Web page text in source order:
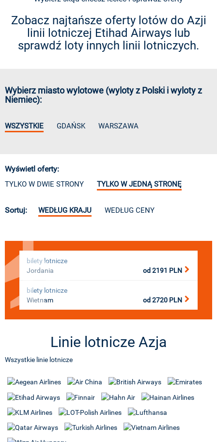
Zobacz najtańsze oferty lotów do Azji
linii lotniczej Etihad Airways lub
sprawdź loty innych linii lotniczych.
Wybierz miasto wylotowe (wyloty z Polski i wyloty z
Niemiec):
WSZYSTKIE GDAŃSK WARSZAWA
Wyświetl oferty:
TYLKO W DWIE STRONY TYLKO W JEDNĄ STRONĘ
Sortuj: WEDŁUG KRAJU WEDŁUG CENY
bilety lotnicze
Jordania
od 2191 PLN
bilety lotnicze
Wietnam
od 2720 PLN
Linie lotnicze Azja
Wszystkie linie lotnicze